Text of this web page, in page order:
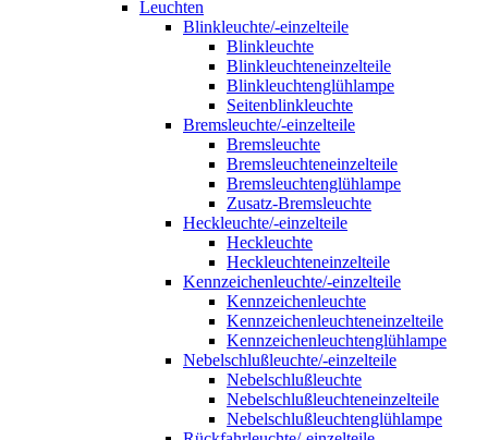
Leuchten
Blinkleuchte/-einzelteile
Blinkleuchte
Blinkleuchteneinzelteile
Blinkleuchtenglühlampe
Seitenblinkleuchte
Bremsleuchte/-einzelteile
Bremsleuchte
Bremsleuchteneinzelteile
Bremsleuchtenglühlampe
Zusatz-Bremsleuchte
Heckleuchte/-einzelteile
Heckleuchte
Heckleuchteneinzelteile
Kennzeichenleuchte/-einzelteile
Kennzeichenleuchte
Kennzeichenleuchteneinzelteile
Kennzeichenleuchtenglühlampe
Nebelschlußleuchte/-einzelteile
Nebelschlußleuchte
Nebelschlußleuchteneinzelteile
Nebelschlußleuchtenglühlampe